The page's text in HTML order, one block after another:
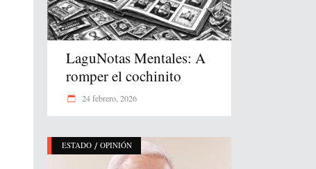
LaguNotas Mentales: A
romper el cochinito
24 febrero, 2026
ESTADO / OPINIÓN